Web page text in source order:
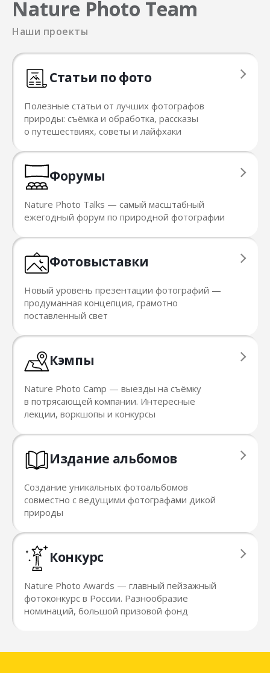
Nature Photo Team
Наши проекты
Статьи по фото
Полезные статьи от лучших фотографов
природы: съёмка и обработка, рассказы
о путешествиях, советы и лайфхаки
Форумы
Nature Photo Talks — cамый масштабный
ежегодный форум по природной фотографии
Фотовыставки
Новый уровень презентации фотографий —
продуманная концепция, грамотно
поставленный свет
Кэмпы
Nature Photo Camp — выезды на съёмку
в потрясающей компании. Интересные
лекции, воркшопы и конкурсы
Издание альбомов
Создание уникальных фотоальбомов
совместно с ведущими фотографами дикой
природы
Конкурс
Nature Photo Awards — главный пейзажный
фотоконкурс в России. Разнообразие
номинаций, большой призовой фонд